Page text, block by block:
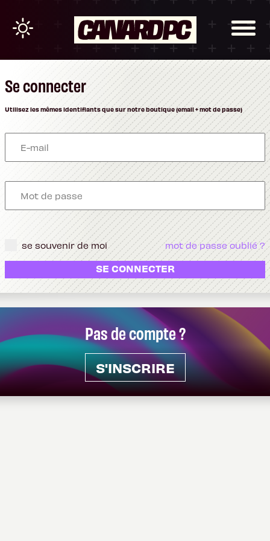
Pas de compte ?
S'INSCRIRE
Se connecter
Utilisez les mêmes identifiants que sur notre boutique (email + mot de passe)
se souvenir de moi mot de passe oublié ?
SE CONNECTER